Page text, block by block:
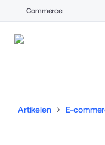
Commerce
Artikelen E-